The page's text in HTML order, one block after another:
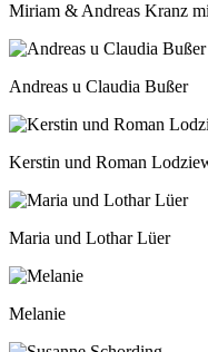
Miriam & Andreas Kranz
Andreas u Claudia Bußer
Kerstin und Roman
Maria und Lothar Lüer
Melanie